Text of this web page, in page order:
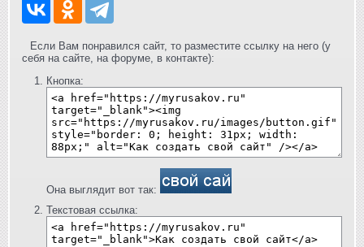
Если Вам понравился сайт, то разместите ссылку на него (у
себя на сайте, на форуме, в контакте):
Кнопка:
Она выглядит вот так:
Текстовая ссылка: